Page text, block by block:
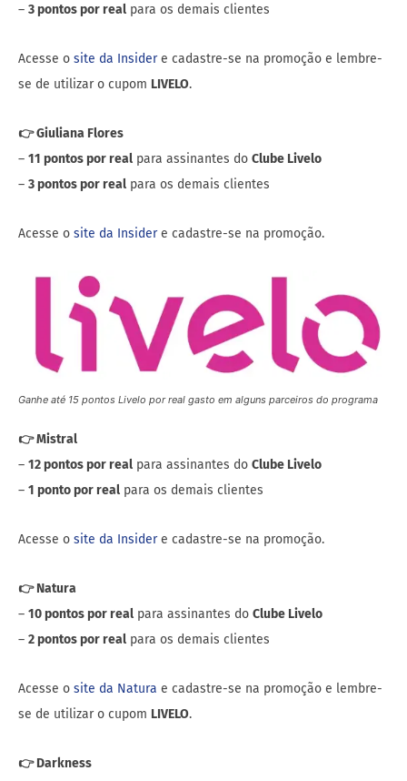
– 3 pontos por real para os demais clientes
Acesse o site da Insidere cadastre-se na promoção e lembre-
se de utilizar o cupom LIVELO.
👉 Giuliana Flores
– 11 pontos por real para assinantes do Clube Livelo
– 3 pontos por real para os demais clientes
Acesse o site da Insidere cadastre-se na promoção.
Ganhe até 15 pontos Livelo por real gasto em alguns parceiros do programa
👉 Mistral
– 12 pontos por real para assinantes do Clube Livelo
– 1 ponto por real para os demais clientes
Acesse o site da Insidere cadastre-se na promoção.
👉 Natura
– 10 pontos por real para assinantes do Clube Livelo
– 2 pontos por real para os demais clientes
Acesse o site da Natura e cadastre-se na promoção e lembre-
se de utilizar o cupom LIVELO.
👉 Darkness